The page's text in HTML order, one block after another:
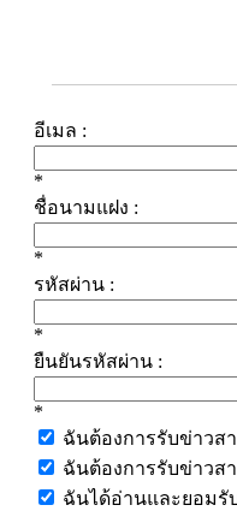
อีเมล :
*
ชื่อนามแฝง :
*
รหัสผ่าน :
*
ยืนยันรหัสผ่าน :
*
ฉันต้องการรับข่าวส
ฉันต้องการรับข่าวส
ฉันได้อ่านและยอมรั